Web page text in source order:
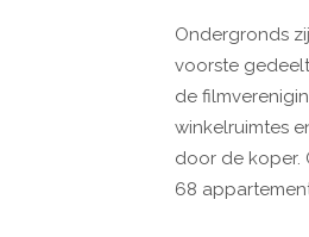
Ondergronds
voorste
de
winkelruimtes
door de koper.
68